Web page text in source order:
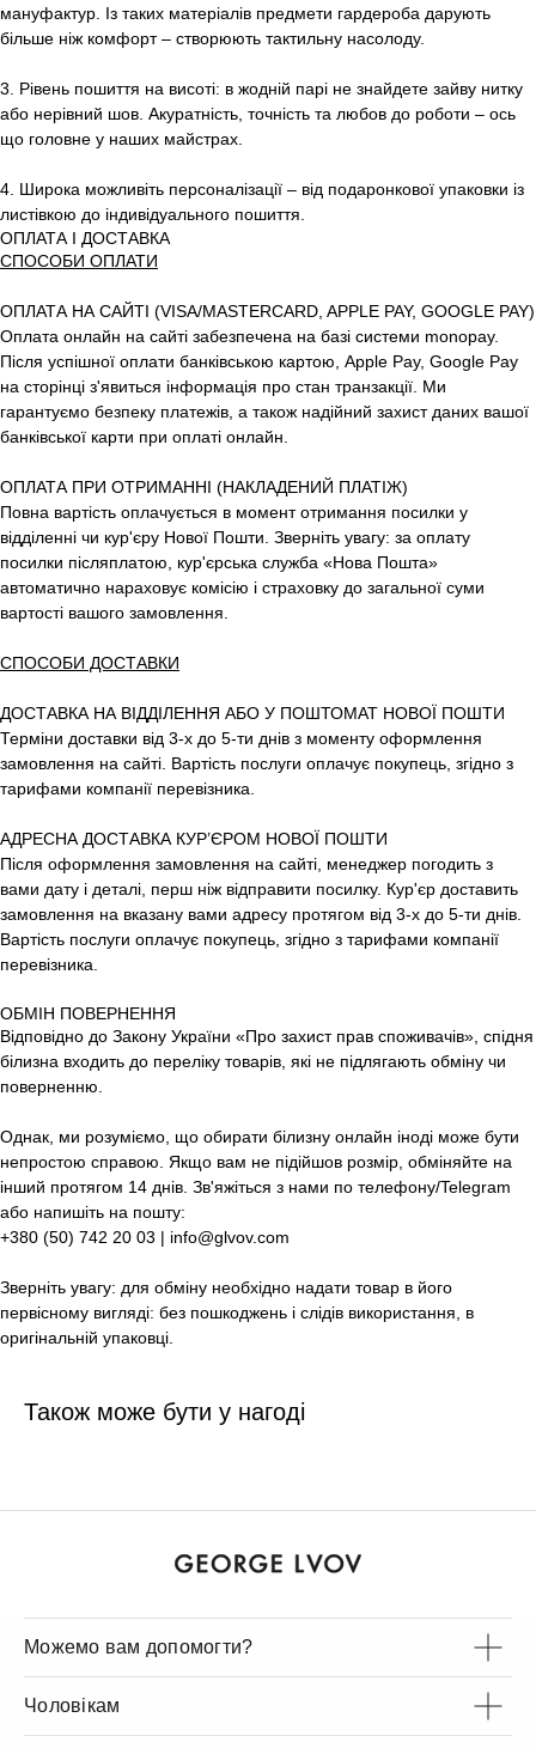
мануфактур. Із таких матеріалів предмети гардероба дарують
більше ніж комфорт – створюють тактильну насолоду.
3. Рівень пошиття на висоті: в жодній парі не знайдете зайву нитку
або нерівний шов. Акуратність, точність та любов до роботи – ось
що головне у наших майстрах.
4. Широка можливіть персоналізації – від подаронкової упаковки із
листівкою до індивідуального пошиття.
ОПЛАТА І ДОСТАВКА
СПОСОБИ ОПЛАТИ
ОПЛАТА НА САЙТІ (VISA/MASTERCARD, APPLE PAY, GOOGLE PAY)
Оплата онлайн на сайті забезпечена на базі системи monopay.
Після успішної оплати банківською картою, Apple Pay, Google Pay
на сторінці з'явиться інформація про стан транзакції. Ми
гарантуємо безпеку платежів, а також надійний захист даних вашої
банківської карти при оплаті онлайн.
ОПЛАТА ПРИ ОТРИМАННІ (НАКЛАДЕНИЙ ПЛАТІЖ)
Повна вартість оплачується в момент отримання посилки у
відділенні чи кур'єру Нової Пошти. Зверніть увагу: за оплату
посилки післяплатою, кур'єрська служба «Нова Пошта»
автоматично нараховує комісію і страховку до загальної суми
вартості вашого замовлення.
СПОСОБИ ДОСТАВКИ
ДОСТАВКА НА ВІДДІЛЕННЯ АБО У ПОШТОМАТ НОВОЇ ПОШТИ
Терміни доставки від 3-х до 5-ти днів з моменту оформлення
замовлення на сайті. Вартість послуги оплачує покупець, згідно з
тарифами компанії перевізника.
АДРЕСНА ДОСТАВКА КУР’ЄРОМ НОВОЇ ПОШТИ
Після оформлення замовлення на сайті, менеджер погодить з
вами дату і деталі, перш ніж відправити посилку. Кур'єр доставить
замовлення на вказану вами адресу протягом від 3-х до 5-ти днів.
Вартість послуги оплачує покупець, згідно з тарифами компанії
перевізника.
ОБМІН ПОВЕРНЕННЯ
Відповідно до Закону України «Про захист прав споживачів», спідня
білизна входить до переліку товарів, які не підлягають обміну чи
поверненню.
Однак, ми розуміємо, що обирати білизну онлайн іноді може бути
непростою справою. Якщо вам не підійшов розмір, обміняйте на
інший протягом 14 днів. Зв'яжіться з нами по телефону/Telegram
або напишіть на пошту:
+380 (50) 742 20 03 | info@glvov.com
Зверніть увагу: для обміну необхідно надати товар в його
первісному вигляді: без пошкоджень і слідів використання, в
оригінальній упаковці.
Також може бути у нагоді
Можемо вам допомогти?
Чоловікам